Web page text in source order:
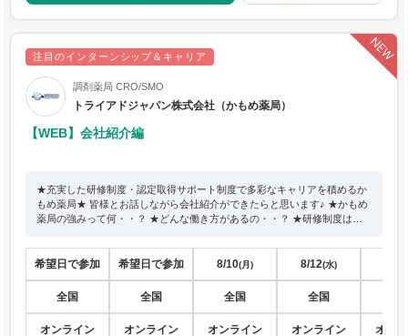
注目のインターンシップ＆キャリア
調剤薬局 CRO/SMO
トライアドジャパン株式会社（かもめ薬局）
【WEB】会社紹介編
★充実した研修制度・認定取得サポート制度で多彩なキャリアを積めるか
もめ薬局★ 皆様とお話しながら会社紹介ができたらと思います♪ ★かもめ
薬局の強みって何・・？ ★どんな働き方があるの・・？ ★研修制度はど
すが、皆さんのことも沢山教えてほしいなと思ってます♪
希望日で参加
全国
オンライン
希望日で参加
全国
オンライン
8/10(月)
全国
オンライン
8/12(水)
全国
オンライン オン